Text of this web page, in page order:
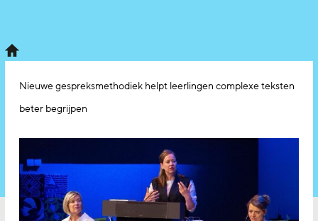
Nieuwe gespreksmethodiek helpt leerlingen complexe teksten
beter begrijpen